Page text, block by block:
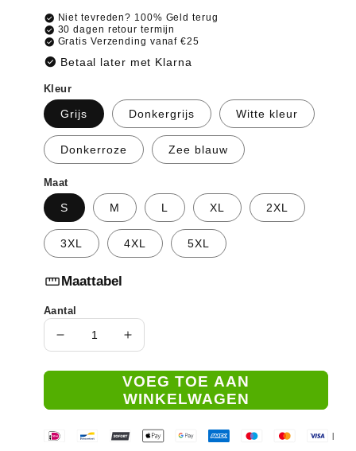
prijs
check_circle Niet tevreden? 100% Geld terug
check_circle 30 dagen retour termijn
check_circle Gratis Verzending vanaf €25
check_circle Betaal later met Klarna
Kleur
Grijs Donkergrijs Witte kleur
Donkerroze Zee blauw
Maat
S M L XL 2XL
3XL 4XL 5XL
straightenMaattabel
Aantal
Aantal
voor
|
door
Aantal
voor
Zuri
|
Mooi
door
VOEG TOE AAN
WINKELWAGEN